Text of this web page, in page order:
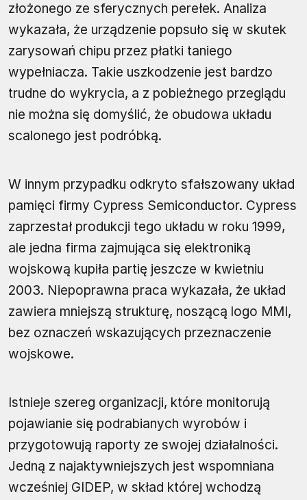
złożonego ze sferycznych perełek. Analiza
wykazała, że urządzenie popsuło się w skutek
zarysowań chipu przez płatki taniego
wypełniacza. Takie uszkodzenie jest bardzo
trudne do wykrycia, a z pobieżnego przeglądu
nie można się domyślić, że obudowa układu
scalonego jest podróbką.
W innym przypadku odkryto sfałszowany układ
pamięci firmy Cypress Semiconductor. Cypress
zaprzestał produkcji tego układu w roku 1999,
ale jedna firma zajmująca się elektroniką
wojskową kupiła partię jeszcze w kwietniu
2003. Niepoprawna praca wykazała, że układ
zawiera mniejszą strukturę, noszącą logo MMI,
bez oznaczeń wskazujących przeznaczenie
wojskowe.
Istnieje szereg organizacji, które monitorują
pojawianie się podrabianych wyrobów i
przygotowują raporty ze swojej działalności.
Jedną z najaktywniejszych jest wspomniana
wcześniej GIDEP, w skład której wchodzą